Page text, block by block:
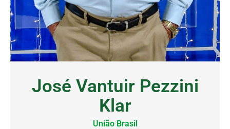
José Vantuir Pezzini
Klar
União Brasil